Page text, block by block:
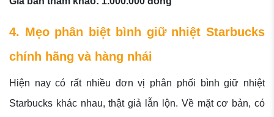
4. Mẹo phân biệt bình giữ nhiệt Starbucks
chính hãng và hàng nhái
Hiện nay có rất nhiều đơn vị phân phối bình giữ nhiệt
Starbucks khác nhau, thật giả lẫn lộn. Về mặt cơ bản, có